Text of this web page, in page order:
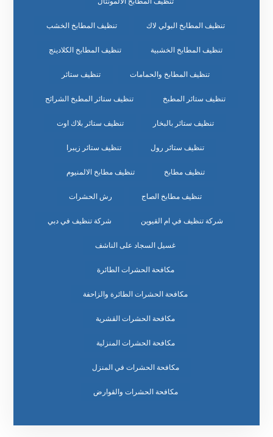
تنظيف المطابخ البولي لاك تنظيف المطابخ الخشب
تنظيف المطابخ الخشبية تنظيف المطابخ الكلادينج
تنظيف المطابخ والحمامات تنظيف ستائر
تنظيف ستائر المطبخ تنظيف ستائر المطبخ الشرائح
تنظيف ستائر بالبخار تنظيف ستائر بلاك اوت
تنظيف ستائر رول تنظيف ستائر زيبرا
تنظيف مطابخ تنظيف مطابخ الالمنيوم
تنظيف مطابخ الصاج رش الحشرات
شركة تنظيف في ام القيوين شركة تنظيف في دبي
غسيل السجاد على الناشف
مكافحة الحشرات الطائرة
مكافحة الحشرات الطائرة والزاحفة
مكافحة الحشرات القشرية
مكافحة الحشرات المنزلية
مكافحة الحشرات في المنزل
مكافحة الحشرات والقوارض